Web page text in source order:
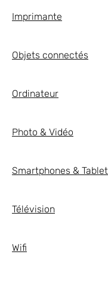
Imprimante
Objets connectés
Ordinateur
Photo & Vidéo
Smartphones &
Télévision
Wifi